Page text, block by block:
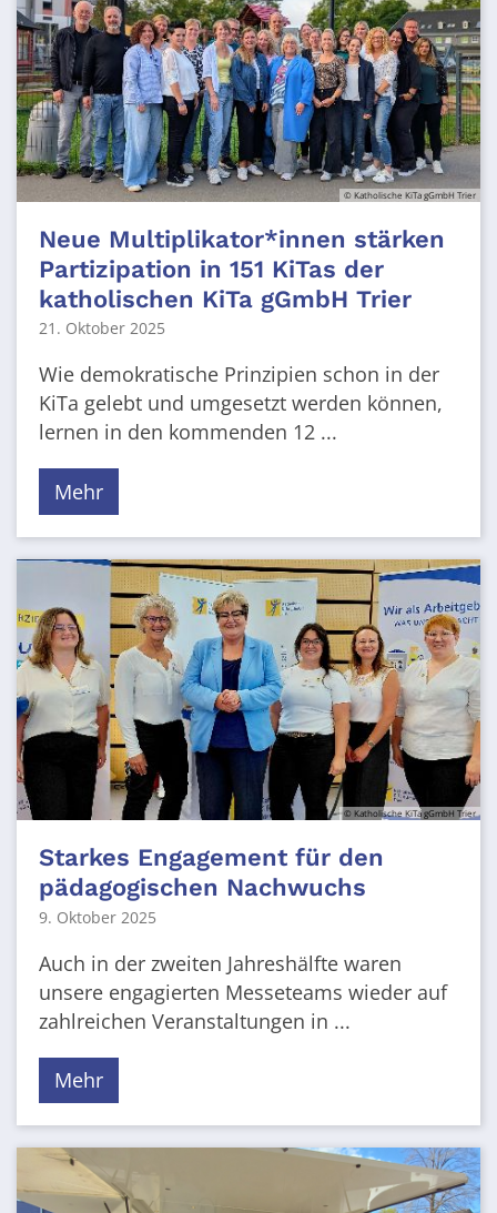
© Katholische KiTa gGmbH Trier
Neue Multiplikator*innen stärken
Partizipation in 151 KiTas der
katholischen KiTa gGmbH Trier
21. Oktober 2025
Wie demokratische Prinzipien schon in der
KiTa gelebt und umgesetzt werden können,
lernen in den kommenden 12 ...
Mehr
© Katholische KiTa gGmbH Trier
Starkes Engagement für den
pädagogischen Nachwuchs
9. Oktober 2025
Auch in der zweiten Jahreshälfte waren
unsere engagierten Messeteams wieder auf
zahlreichen Veranstaltungen in ...
Mehr